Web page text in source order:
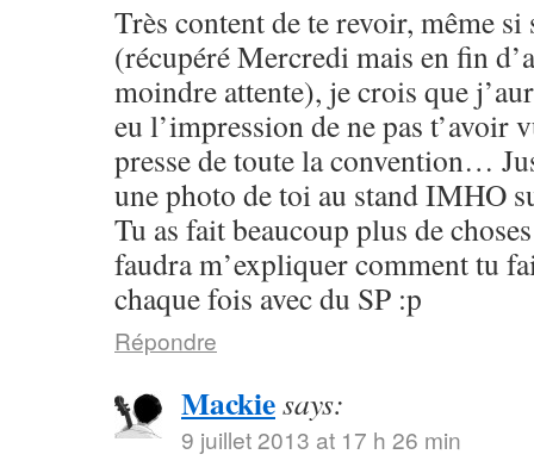
Très content de te revoir, même si
(récupéré Mercredi mais en fin
moindre attente), je crois que
eu l’impression de ne pas t’avoir
presse de toute la convention…
une photo de toi au stand IMHO
Tu as fait beaucoup plus de
faudra m’expliquer comment tu
chaque fois avec du SP :p
Répondre
Mackiesays:
9 juillet 2013 at 17 h 26 min